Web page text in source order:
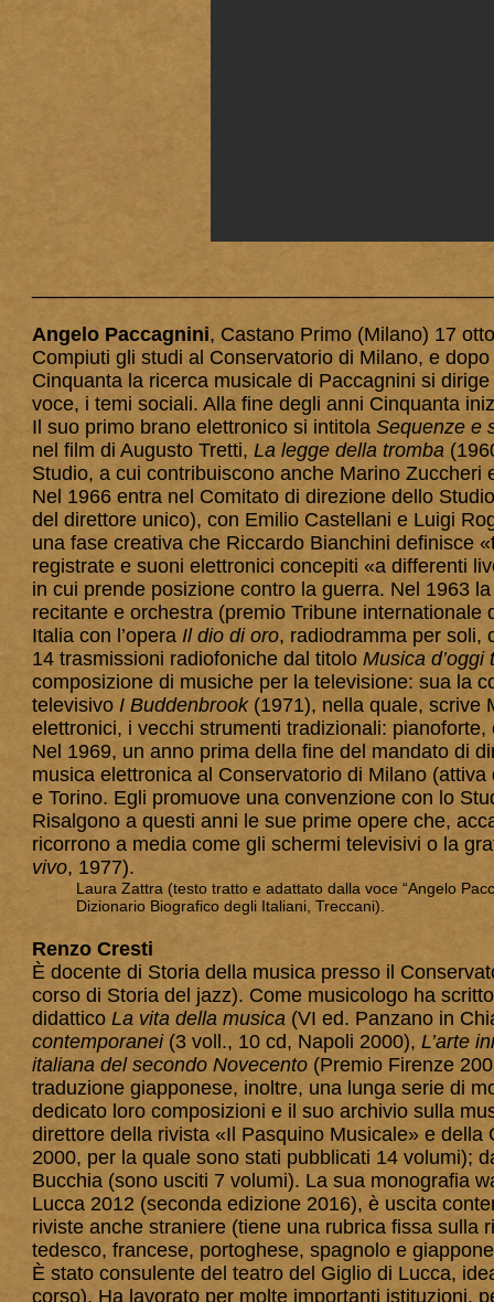
Angelo Paccagnini, Castano Primo (Milano) 17
Compiuti gli studi al Conservatorio di Milano, e
Cinquanta la ricerca musicale di Paccagnini si
voce, i temi sociali. Alla fine degli anni Cinquanta
Il suo primo brano elettronico si intitola Sequenze e
nel film di Augusto Tretti, La legge della tromba
Studio, a cui contribuiscono anche Marino Zuccheri
Nel 1966 entra nel Comitato di direzione dello
del direttore unico), con Emilio Castellani e Luigi
una fase creativa che Riccardo Bianchini definisce
registrate e suoni elettronici conce­piti «a differenti
in cui prende posizione contro la guerra. Nel 1963
recitante e orchestra (premio Tribune
Italia con l’opera Il dio di oro, radiodramma per soli,
14 trasmissioni radiofoniche dal titolo Musica
composizione di musiche per la televisione: sua la
televisivo I Buddenbrook(1971), nella quale, scrive
elettroni­ci, i vecchi strumenti tradizionali:
Nel 1969, un anno prima della fine del mandato di
musica elettronica al Conservatorio di Milano
e Torino. Egli promuove una convenzione con lo
Risalgono a questi anni le sue prime opere che,
ricorro­no a media come gli schermi televisivi o la
vivo, 1977).
Laura Zattra (testo tratto e adattato dalla voce “Angelo
Dizionario Biografico degli Italiani, Treccani).
Renzo Cresti
È docente di Storia della musica presso il
corso di Storia del jazz). Come musicologo ha
didattico La vita della musica (VI ed. Panzano in
contemporanei(3 voll., 10 cd, Napoli 2000), L’arte
italiana del secondo Novecento (Premio Firenze
traduzione giapponese, inoltre, una lunga serie di
dedicato loro composizioni e il suo archivio sulla
direttore della rivista «Il Pasquino Musicale» e della
2000, per la quale sono stati pubblicati 14 volumi);
Bucchia (sono usciti 7 volumi). La sua monografia
Lucca 2012 (seconda edizione 2016), è uscita
riviste anche straniere (tiene una rubrica fissa sulla
tedesco, francese, portoghese, spagnolo e
È stato consulente del teatro del Giglio di Lucca,
corso). Ha lavorato per molte importanti istituzioni,